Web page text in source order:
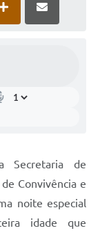
Secretaria de
Convivência e
noite especial
idade que